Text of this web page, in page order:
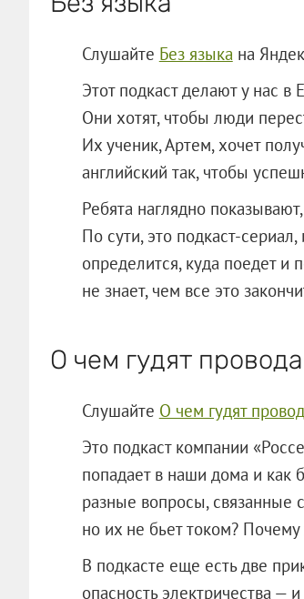
Слушайте Без языка на
Этот подкаст делают у нас в
Они хотят, чтобы люди
Их ученик, Артем, хочет
английский так, чтобы
Ребята наглядно
По сути, это подкаст-
определится, куда поедет и
не знает, чем все это
О чем гудят провода
Слушайте О чем гудят
Это подкаст компании
попадает в наши дома и как
разные вопросы, связанные
но их не бьет током?
В подкасте еще есть две
опасность электричества —